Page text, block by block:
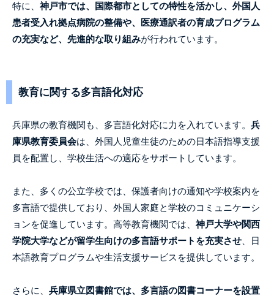
特に、 神戸市では、国際都市としての特性を活かし、外国人
患者受入れ拠点病院の整備や、医療通訳者の育成プログラム
の充実など、先進的な取り組みが行われています。
教育に関する多言語化対応
兵庫県の教育機関も、多言語化対応に力を入れています。 兵
庫県教育委員会は、外国人児童生徒のための日本語指導支援
員を配置し、学校生活への適応をサポートしています。
また、多くの公立学校では、保護者向けの通知や学校案内を
多言語で提供しており、外国人家庭と学校のコミュニケーシ
ョンを促進しています。高等教育機関では、 神戸大学や関西
学院大学などが留学生向けの多言語サポートを充実させ 、日
本語教育プログラムや生活支援サービスを提供しています。
さらに、 兵庫県立図書館では、多言語の図書コーナーを設置